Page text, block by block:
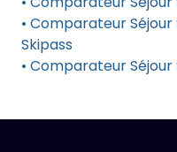
• Comparateur
Skipass
• Comparateur Séjour